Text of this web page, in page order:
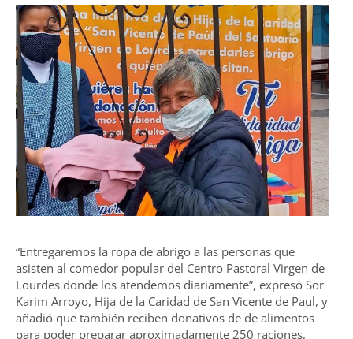
“Entregaremos la ropa de abrigo a las personas que
asisten al comedor popular del Centro Pastoral Virgen de
Lourdes donde los atendemos diariamente”, expresó Sor
Karim Arroyo, Hija de la Caridad de San Vicente de Paul, y
añadió que también reciben donativos de de alimentos
para poder preparar aproximadamente 250 raciones,